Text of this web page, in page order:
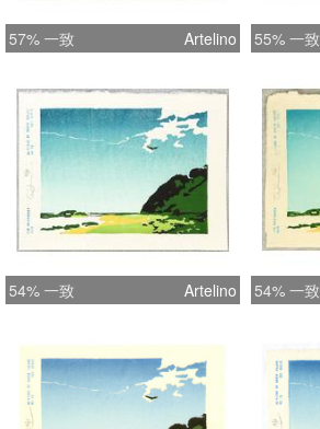
57% 一致 Artelino 55% 一致
54% 一致 Artelino 54% 一致